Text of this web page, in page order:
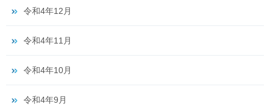
令和4年12月
令和4年11月
令和4年10月
令和4年9月